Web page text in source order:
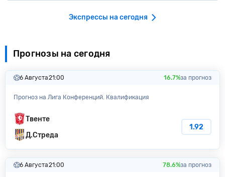
Экспрессы на сегодня
Прогнозы на сегодня
6 Августа21:00 16.7%за прогноз
Прогноз на Лига Конференций. Квалификация
Твенте
Д.Стреда
1.92
6 Августа21:00 78.6%за прогноз